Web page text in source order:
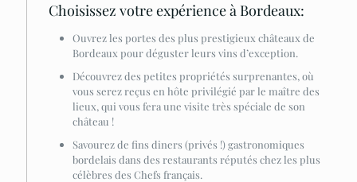
Choisissez votre expérience à Bordeaux:
Ouvrez les portes des plus prestigieux châteaux de
Bordeaux pour déguster leurs vins d’exception.
Découvrez des petites propriétés surprenantes, où
vous serez reçus en hôte privilégié par le maître des
lieux, qui vous fera une visite très spéciale de son
château !
Savourez de fins diners (privés !) gastronomiques
bordelais dans des restaurants réputés chez les plus
célèbres des Chefs français.